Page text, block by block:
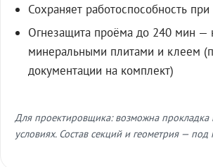
Сохраняет работоспособность
Огнезащита проёма до 240 мин —
минеральными плитами и клеем
документации на комплект)
Для проектировщика: возможна прокладка
условиях. Состав секций и геометрия — под